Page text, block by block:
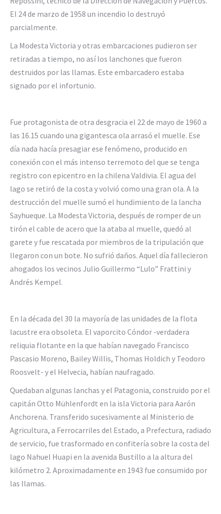
El 24 de marzo de 1958 un incendio lo destruyó
parcialmente.
La Modesta Victoria y otras embarcaciones pudieron ser
retiradas a tiempo, no así los lanchones que fueron
destruidos por las llamas. Este embarcadero estaba
signado por el infortunio.
Fue protagonista de otra desgracia el 22 de mayo de 1960 a
las 16.15 cuando una gigantesca ola arrasó el muelle. Ese
día nada hacía presagiar ese fenómeno, producido en
conexión con el más intenso terremoto del que se tenga
registro con epicentro en la chilena Valdivia. El agua del
lago se retiró de la costa y volvió como una gran ola. A la
destrucción del muelle sumó el hundimiento de la lancha
Sayhueque. La Modesta Victoria, después de romper de un
tirón el cable de acero que la ataba al muelle, quedó al
garete y fue rescatada por miembros de la tripulación que
llegaron con un bote. No sufrió daños. Aquel día fallecieron
ahogados los vecinos Julio Guillermo “Lulo” Frattini y
Andrés Kempel.
En la década del 30 la mayoría de las unidades de la flota
lacustre era obsoleta. El vaporcito Cóndor -verdadera
reliquia flotante en la que habían navegado Francisco
Pascasio Moreno, Bailey Willis, Thomas Holdich y Teodoro
Roosvelt- y el Helvecia, habían naufragado.
Quedaban algunas lanchas y el Patagonia, construido por el
capitán Otto Mühlenfordt en la isla Victoria para Aarón
Anchorena. Transferido sucesivamente al Ministerio de
Agricultura, a Ferrocarriles del Estado, a Prefectura, radiado
de servicio, fue trasformado en confitería sobre la costa del
lago Nahuel Huapi en la avenida Bustillo a la altura del
kilómetro 2. Aproximadamente en 1943 fue consumido por
las llamas.